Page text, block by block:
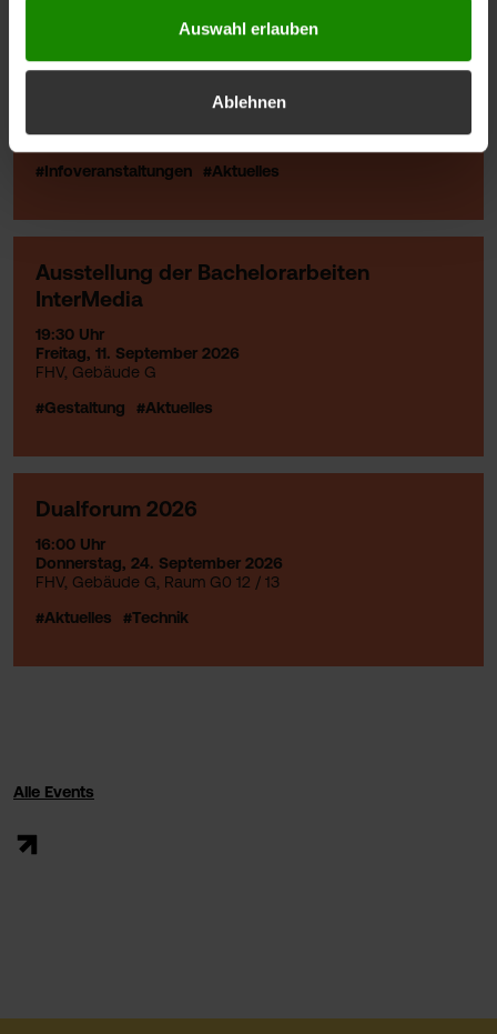
Auswahl erlauben
Ablehnen
09:30, An der FHV
#Infoveranstaltungen
#Aktuelles
Ausstellung der Bachelorarbeiten
InterMedia
19:30 Uhr
Freitag, 11. September 2026
FHV, Gebäude G
#Gestaltung
#Aktuelles
Dualforum 2026
16:00 Uhr
Donnerstag, 24. September 2026
FHV, Gebäude G, Raum G0 12 / 13
#Aktuelles
#Technik
Alle Events